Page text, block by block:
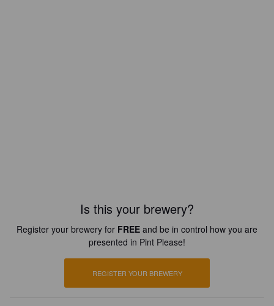
Is this your brewery?
Register your brewery for FREE and be in control how you are
presented in Pint Please!
REGISTER YOUR BREWERY